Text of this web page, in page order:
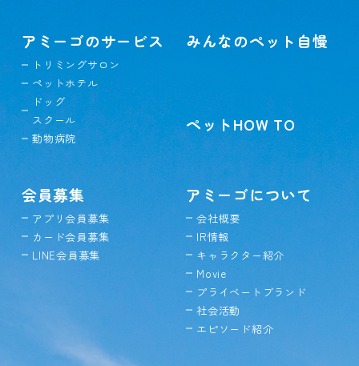
アミーゴのサービス
トリミングサロン
ペットホテル
ドッグ
スクール
動物病院
みんなのペット自慢
ペットHOW TO
会員募集
アプリ会員募集
カード会員募集
LINE会員募集
アミーゴについて
会社概要
IR情報
キャラクター紹介
Movie
プライベートブランド
社会活動
エピソード紹介